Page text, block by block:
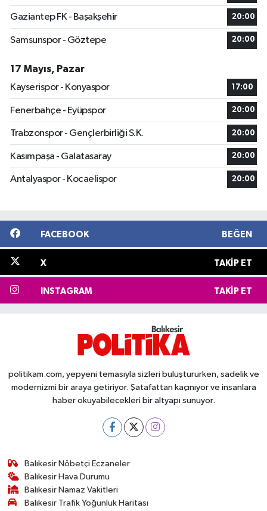
Gaziantep FK - Başakşehir 20:00
Samsunspor - Göztepe 20:00
17 Mayıs, Pazar
Kayserispor - Konyaspor
17:00
Fenerbahçe - Eyüpspor 20:00
Trabzonspor - Gençlerbirliği S.K. 20:00
Kasımpaşa - Galatasaray 20:00
Antalyaspor - Kocaelispor 20:00
FACEBOOK BEĞEN
X TAKIP ET
INSTAGRAM TAKIP ET
politikam.com, yepyeni temasıyla sizleri buluştururken, sadelik ve
modernizmi bir araya getiriyor. Şatafattan kaçınıyor ve insanlara
haber okuyabilecekleri bir altyapı sunuyor.
Balıkesir Nöbetçi Eczaneler
Balıkesir Hava Durumu
Balıkesir Namaz Vakitleri
Balıkesir Trafik Yoğunluk Haritası